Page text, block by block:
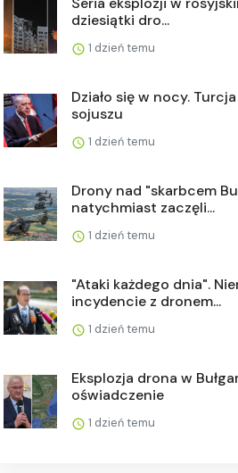
dziesiątki dro...
1 dzień temu
Działo się w nocy.
sojuszu
1 dzień temu
Drony nad "skarbcem
natychmiast zaczęli...
1 dzień temu
"Ataki każdego dnia".
incydencie z dronem...
1 dzień temu
Eksplozja drona w
oświadczenie
1 dzień temu